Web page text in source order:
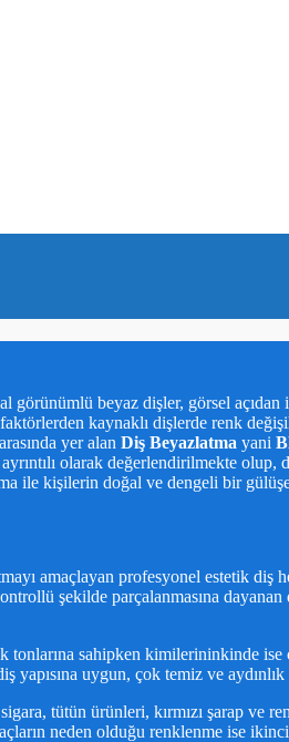
beyaz dişler, görsel
kaynaklı dişlerde renk
yer alan Diş Beyazlatma yani
olarak değerlendirilmekte
ile kişilerin doğal ve dengeli bir gülüşe
amaçlayan profesyonel estetik
şekilde parçalanmasına
sahipken kimilerininkinde
uygun, çok temiz ve
tütün ürünleri, kırmızı şarap ve
neden olduğu renklenme ise